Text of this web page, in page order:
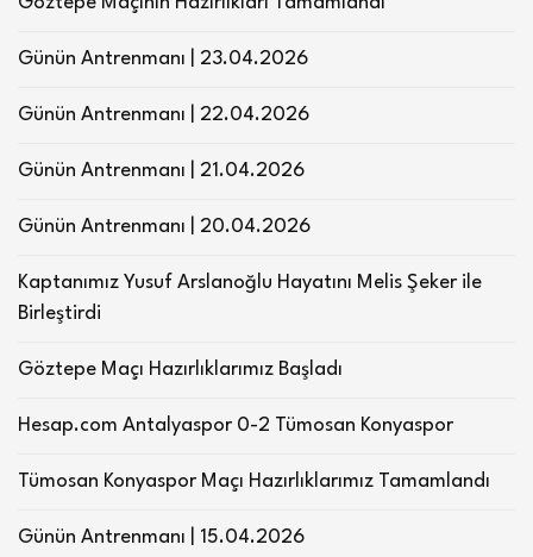
Günün Antrenmanı | 23.04.2026
Günün Antrenmanı | 22.04.2026
Günün Antrenmanı | 21.04.2026
Günün Antrenmanı | 20.04.2026
Kaptanımız Yusuf Arslanoğlu Hayatını Melis Şeker ile
Birleştirdi
Göztepe Maçı Hazırlıklarımız Başladı
Hesap.com Antalyaspor 0-2 Tümosan Konyaspor
Tümosan Konyaspor Maçı Hazırlıklarımız Tamamlandı
Günün Antrenmanı | 15.04.2026